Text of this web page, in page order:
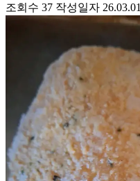
조회수 37 작성일자 26.03.01